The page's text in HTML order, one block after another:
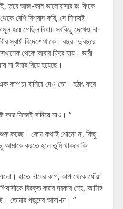
তবে আজ-কাল ভালোবাসার রং ফিকে
বেশি বিশ্বাস করি, সে নিশ্চয়ই
হয়ে গেছিল বিধায় সবকিছু দেখেও না
স্বামী বিদেশে থাকে। বছর- দু’বছরে
থেকে আবার ফিরে যায়। ভাবী
না উনার বিয়ে হয়েছে।
কাপ চা বানিয়ে দেও তো। হঠাৎ করে
করে নিজেই বানিয়ে নাও। “
শুরু করেছ। কোন কথাই শোনো না, কিছু
আমাকে করতে হলে তুমি থাকবে কি
হাতে চায়ের কাপ, কাপ থেকে ধোঁয়া
বিরক্ত করার দরকার নেই, আমিই
তোমার পছন্দের আদা-চা। “